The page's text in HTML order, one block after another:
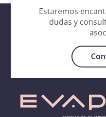
Estaremos
dudas y